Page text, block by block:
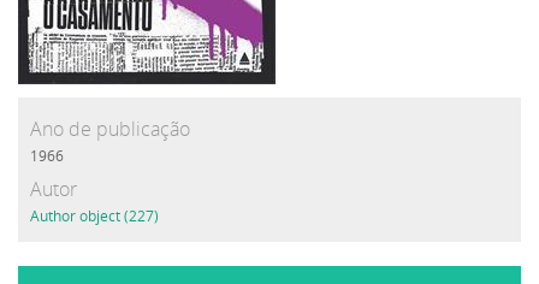
Ano de publicação
1966
Autor
Author object (227)